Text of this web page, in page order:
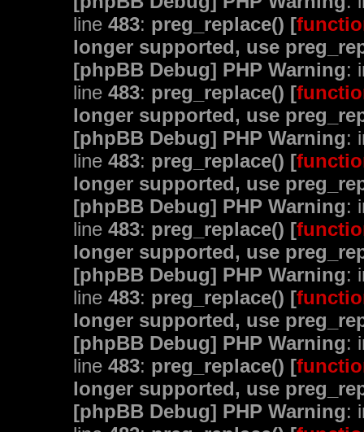
line 483: preg_replace() [
longer supported, use
[phpBB Debug] PHP Warning:
line 483: preg_replace() [
longer supported, use
[phpBB Debug] PHP Warning:
line 483: preg_replace() [
longer supported, use
[phpBB Debug] PHP Warning:
line 483: preg_replace() [
longer supported, use
[phpBB Debug] PHP Warning:
line 483: preg_replace() [
longer supported, use
[phpBB Debug] PHP Warning:
line 483: preg_replace() [
longer supported, use
[phpBB Debug] PHP Warning: